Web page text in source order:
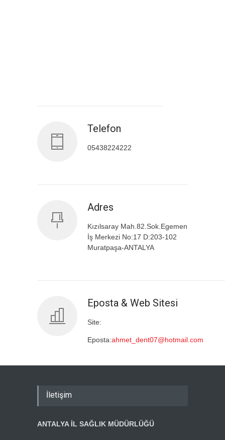
Telefon
05438224222
Adres
Kızılsaray Mah.82.Sok.Egemen
İş Merkezi No:17 D:203-102
Muratpaşa-ANTALYA
Eposta & Web Sitesi
Site:
Eposta:ahmet_dent07@hotmail.com
İletişim
ANTALYA İL SAĞLIK MÜDÜRLÜĞÜ